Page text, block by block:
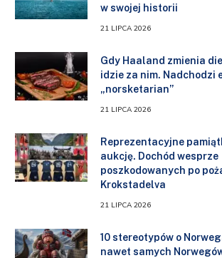
w swojej historii
21 LIPCA 2026
Gdy Haaland zmienia
idzie za nim. Nadchodzi
„norsketarian”
21 LIPCA 2026
Reprezentacyjne
aukcję. Dochód wesprze
poszkodowanych po
Krokstadelva
21 LIPCA 2026
10 stereotypów o
nawet samych